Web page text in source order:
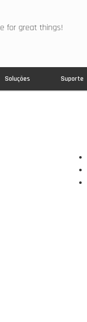
for great things!
Soluções Suporte